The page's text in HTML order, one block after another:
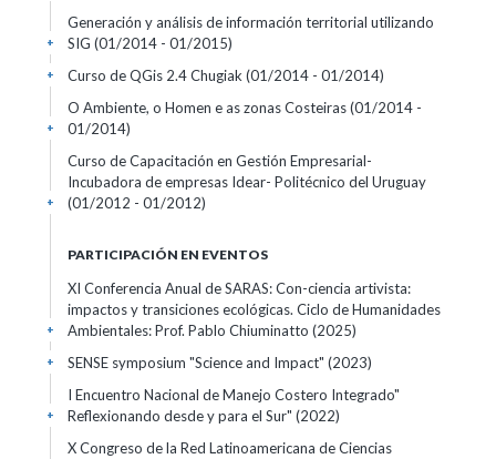
Generación y análisis de información territorial utilizando
SIG (01/2014 - 01/2015)
+
Curso de QGis 2.4 Chugiak (01/2014 - 01/2014)
+
O Ambiente, o Homen e as zonas Costeiras(01/2014 -
01/2014)
+
Curso de Capacitación en Gestión Empresarial-
Incubadora de empresas Idear- Politécnico del Uruguay
(01/2012 - 01/2012)
+
PARTICIPACIÓN EN EVENTOS
XI Conferencia Anual de SARAS: Con-ciencia artivista:
impactos y transiciones ecológicas. Ciclo de Humanidades
Ambientales: Prof. Pablo Chiuminatto (2025)
+
SENSE symposium "Science and Impact" (2023)
+
I Encuentro Nacional de Manejo Costero Integrado"
Reflexionando desde y para el Sur" (2022)
+
X Congreso de la Red Latinoamericana de Ciencias